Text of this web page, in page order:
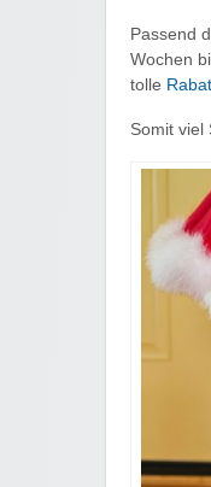
Passend
Wochen
tolle
Somit viel